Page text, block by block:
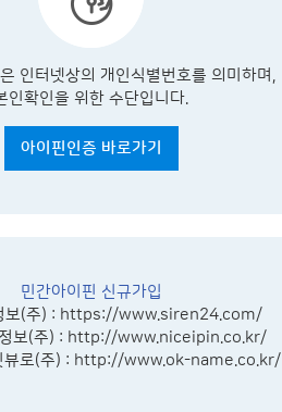
인터넷상의 개인식별번호를 의미하며,
인확인을 위한 수단입니다.
아이핀인증 바로가기
민간아이핀 신규가입
보(주) : https://www.siren24.com/
보(주) : http://www.niceipin.co.kr/
로(주) : http://www.ok-name.co.kr/